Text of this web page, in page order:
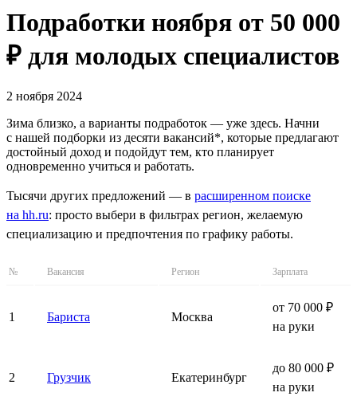
Подработки ноября от 50 000
₽ для молодых специалистов
2 ноября 2024
Зима близко, а варианты подработок — уже здесь. Начни
с нашей подборки из десяти вакансий*, которые предлагают
достойный доход и подойдут тем, кто планирует
одновременно учиться и работать.
Тысячи других предложений — в расширенном поиске
на hh.ru: просто выбери в фильтрах регион, желаемую
специализацию и предпочтения по графику работы.
№ Вакансия Регион Зарплата
1 Бариста Москва
от 70 000 ₽
на руки
2 Грузчик Екатеринбург
до 80 000 ₽
на руки